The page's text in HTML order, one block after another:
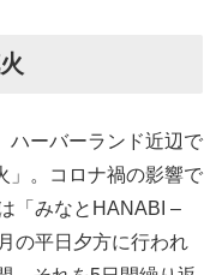
ハーバーランド近辺で
」。コロナ禍の影響で
「みなとHANABI –
の平日夕方に行われ